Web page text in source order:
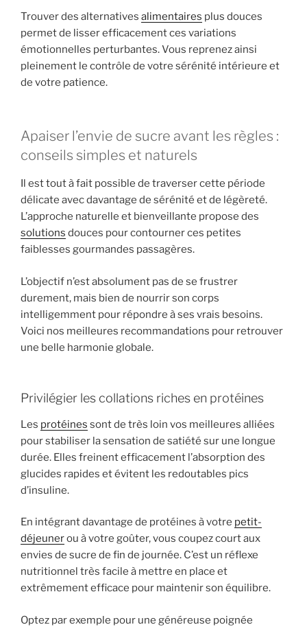
Trouver des alternatives alimentaires plus douces
permet de lisser efficacement ces variations
émotionnelles perturbantes. Vous reprenez ainsi
pleinement le contrôle de votre sérénité intérieure et
de votre patience.
Apaiser l’envie de sucre avant les règles :
conseils simples et naturels
Il est tout à fait possible de traverser cette période
délicate avec davantage de sérénité et de légèreté.
L’approche naturelle et bienveillante propose des
solutions douces pour contourner ces petites
faiblesses gourmandes passagères.
L’objectif n’est absolument pas de se frustrer
durement, mais bien de nourrir son corps
intelligemment pour répondre à ses vrais besoins.
Voici nos meilleures recommandations pour retrouver
une belle harmonie globale.
Privilégier les collations riches en protéines
Les protéines sont de très loin vos meilleures alliées
pour stabiliser la sensation de satiété sur une longue
durée. Elles freinent efficacement l’absorption des
glucides rapides et évitent les redoutables pics
d’insuline.
En intégrant davantage de protéines à votre petit-
déjeunerou à votre goûter, vous coupez court aux
envies de sucre de fin de journée. C’est un réflexe
nutritionnel très facile à mettre en place et
extrêmement efficace pour maintenir son équilibre.
Optez par exemple pour une généreuse poignée